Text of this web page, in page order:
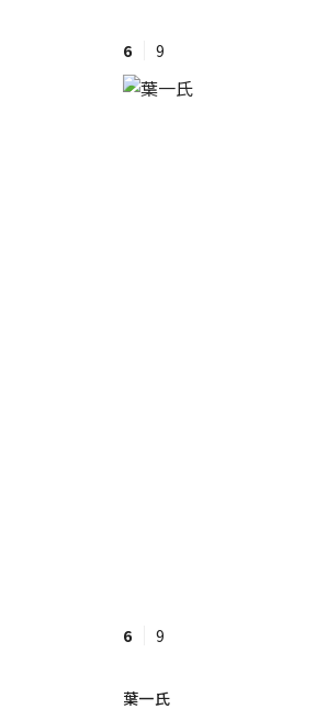
#渡邊大地の令和的ワーパパ道
6 9
6 9
葉一氏